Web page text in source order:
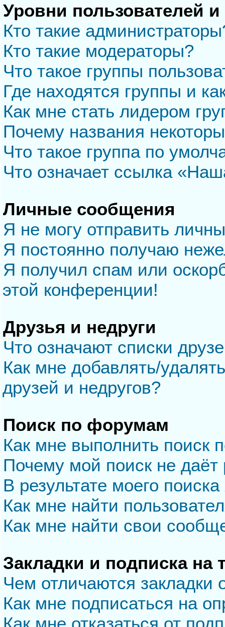
Уровни пользователей
Кто такие
Кто такие модераторы?
Что такое группы
Где находятся группы и
Как мне стать лидером
Почему названия
Что такое группа по
Что означает ссылка
Личные сообщения
Я не могу отправить
Я постоянно получаю
Я получил спам или
этой конференции!
Друзья и недруги
Что означают списки
Как мне добавлять/
друзей и недругов?
Поиск по форумам
Как мне выполнить
Почему мой поиск не даёт
В результате моего
Как мне найти
Как мне найти свои
Закладки и подписка на
Чем отличаются закладки
Как мне подписаться на